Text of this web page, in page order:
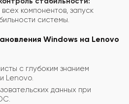
компонентов, запуск
системы.
Windows на Lenovo
с глубоким знанием
Lenovo.
данных при